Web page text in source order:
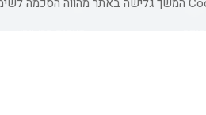
נתניה
עכו